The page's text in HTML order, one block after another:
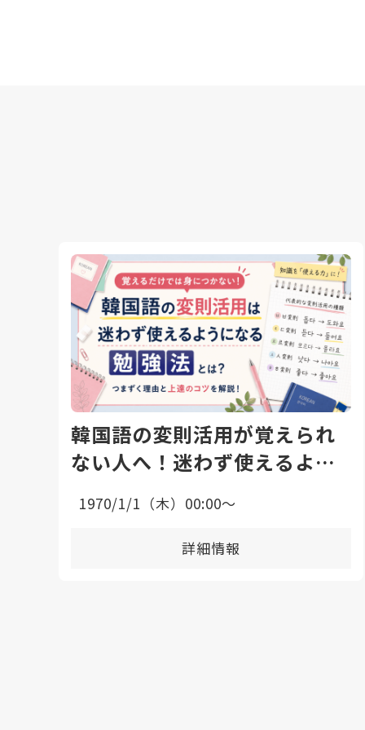
韓国語の変則活用が覚えられ
ない人へ！迷わず使えるよう
1970/1/1（木）00:00〜
詳細情報